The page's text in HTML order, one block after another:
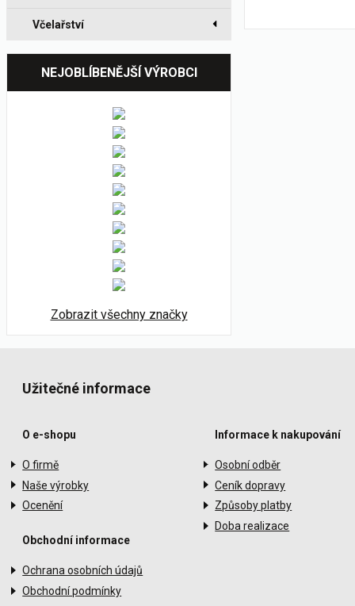
Včelařství
NEJOBLÍBENĚJŠÍ VÝROBCI
Zobrazit všechny značky
Užitečné informace
O e-shopu
O firmě
Naše výrobky
Ocenění
Obchodní informace
Ochrana osobních údajů
Obchodní podmínky
Informace k nakupování
Osobní odběr
Ceník dopravy
Způsoby platby
Doba realizace